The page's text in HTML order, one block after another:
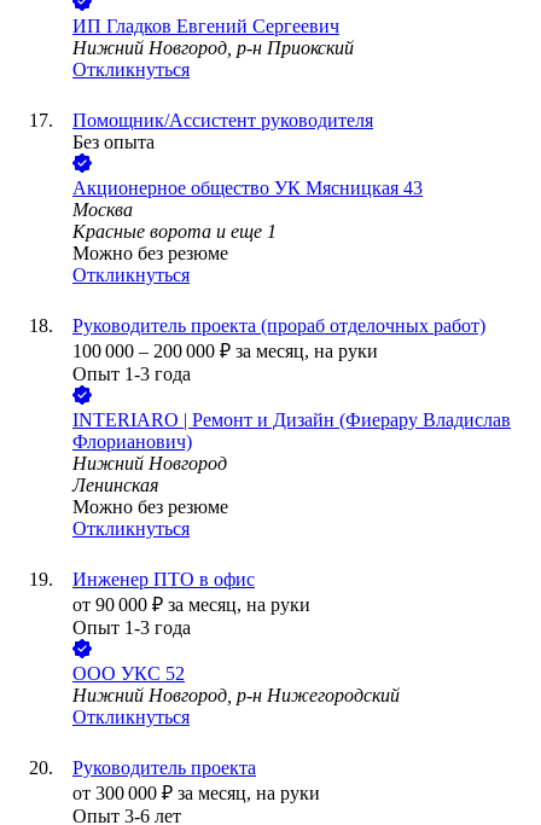
ИП Гладков Евгений Сергеевич
Нижний Новгород, р-н Приокский
Откликнуться
Помощник/Ассистент руководителя
Без опыта
Акционерное общество УК Мясницкая 43
Москва
Красные ворота и еще 1
Можно без резюме
Откликнуться
Руководитель проекта (прораб отделочных работ)
100 000 – 200 000 ₽ за месяц, на руки
Опыт 1-3 года
INTERIARO | Ремонт и Дизайн (Фиерару Владислав
Флорианович)
Нижний Новгород
Ленинская
Можно без резюме
Откликнуться
Инженер ПТО в офис
от 90 000 ₽ за месяц, на руки
Опыт 1-3 года
ООО УКС 52
Нижний Новгород, р-н Нижегородский
Откликнуться
Руководитель проекта
от 300 000 ₽ за месяц, на руки
Опыт 3-6 лет